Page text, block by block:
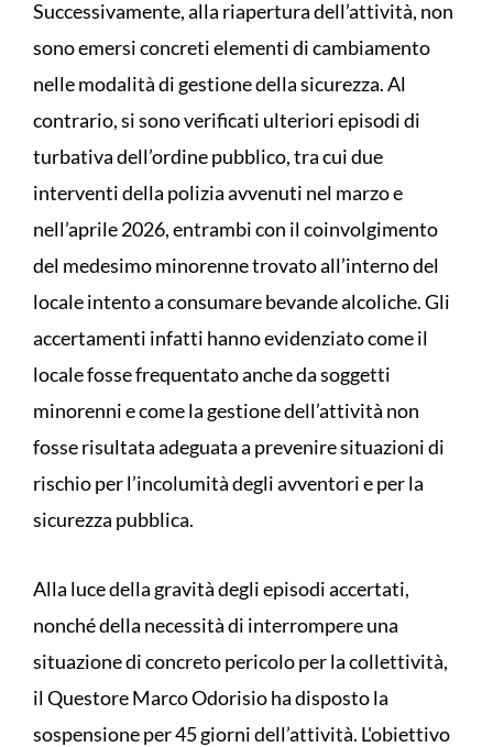
Successivamente, alla riapertura dell’attività, non
sono emersi concreti elementi di cambiamento
nelle modalità di gestione della sicurezza. Al
contrario, si sono verificati ulteriori episodi di
turbativa dell’ordine pubblico, tra cui due
interventi della polizia avvenuti nel marzo e
nell’aprile 2026, entrambi con il coinvolgimento
del medesimo minorenne trovato all’interno del
locale intento a consumare bevande alcoliche. Gli
accertamenti infatti hanno evidenziato come il
locale fosse frequentato anche da soggetti
minorenni e come la gestione dell’attività non
fosse risultata adeguata a prevenire situazioni di
rischio per l’incolumità degli avventori e per la
sicurezza pubblica.
Alla luce della gravità degli episodi accertati,
nonché della necessità di interrompere una
situazione di concreto pericolo per la collettività,
il Questore Marco Odorisio ha disposto la
sospensione per 45 giorni dell’attività. L'obiettivo